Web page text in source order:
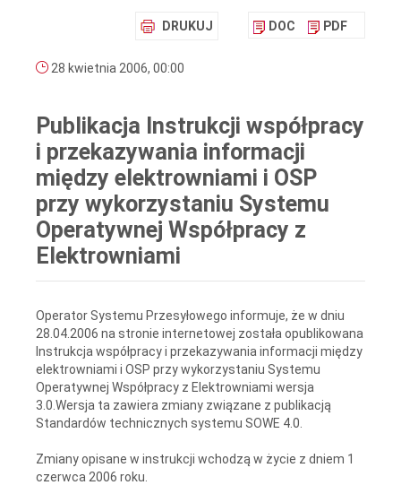
DRUKUJ DOC PDF
28 kwietnia 2006, 00:00
Publikacja Instrukcji współpracy
i przekazywania informacji
między elektrowniami i OSP
przy wykorzystaniu Systemu
Operatywnej Współpracy z
Elektrowniami
Operator Systemu Przesyłowego informuje, że w dniu
28.04.2006 na stronie internetowej została opublikowana
Instrukcja współpracy i przekazywania informacji między
elektrowniami i OSP przy wykorzystaniu Systemu
Operatywnej Współpracy z Elektrowniami wersja
3.0.Wersja ta zawiera zmiany związane z publikacją
Standardów technicznych systemu SOWE 4.0.
Zmiany opisane w instrukcji wchodzą w życie z dniem 1
czerwca 2006 roku.